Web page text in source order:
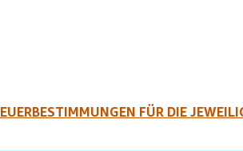
FÜR DIE